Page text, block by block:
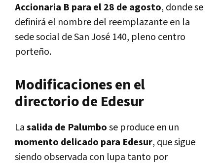
Accionaria B para el 28 de agosto, donde se
definirá el nombre del reemplazante en la
sede social de San José 140, pleno centro
porteño.
Modificaciones en el
directorio de Edesur
Lasalida de Palumbose produce en un
momento delicado para Edesur, que sigue
siendo observada con lupa tanto por